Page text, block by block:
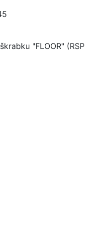
"FLOOR" (RSP